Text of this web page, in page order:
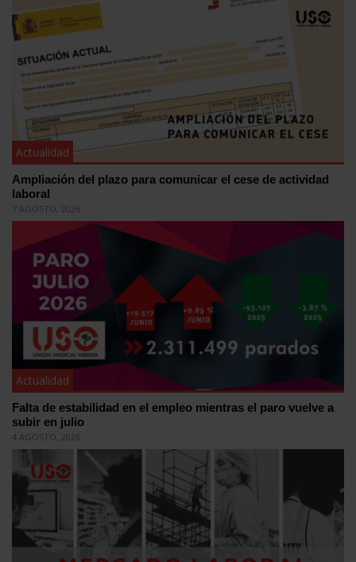
Actualidad
Ampliación del plazo para comunicar el cese de actividad
laboral
7 AGOSTO, 2026
Actualidad
Falta de estabilidad en el empleo mientras el paro vuelve a
subir en julio
4 AGOSTO, 2026